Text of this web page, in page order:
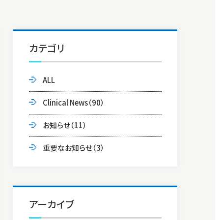
カテゴリ
ALL
Clinical News（90）
お知らせ（11）
重要なお知らせ（3）
アーカイブ